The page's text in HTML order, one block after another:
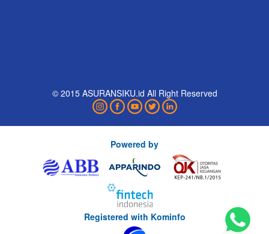
© 2015 ASURANSIKU.id All Right Reserved
Powered by
Registered with Kominfo